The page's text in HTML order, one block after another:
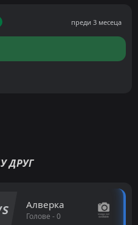
преди 3 месеца
ДРУГ
Алверка
Голове - 0